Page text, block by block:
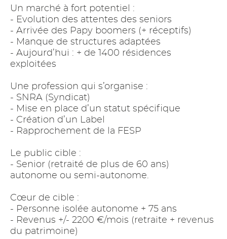
Un marché à fort potentiel :
- Evolution des attentes des seniors
- Arrivée des Papy boomers (+ réceptifs)
- Manque de structures adaptées
- Aujourd’hui : + de 1400 résidences
exploitées
Une profession qui s’organise :
- SNRA (Syndicat)
- Mise en place d’un statut spécifique
- Création d’un Label
- Rapprochement de la FESP
Le public cible :
- Senior (retraité de plus de 60 ans)
autonome ou semi-autonome.
Cœur de cible :
- Personne isolée autonome + 75 ans
- Revenus +/- 2200 €/mois (retraite + revenus
du patrimoine)